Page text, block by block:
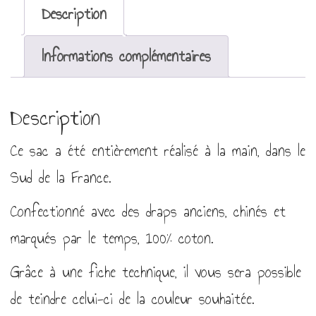
Description
Informations complémentaires
Description
Ce sac a été entièrement réalisé à la main, dans le
Sud de la France.
Confectionné avec des draps anciens, chinés et
marqués par le temps, 100% coton.
Grâce à une fiche technique, il vous sera possible
de teindre celui-ci de la couleur souhaitée.